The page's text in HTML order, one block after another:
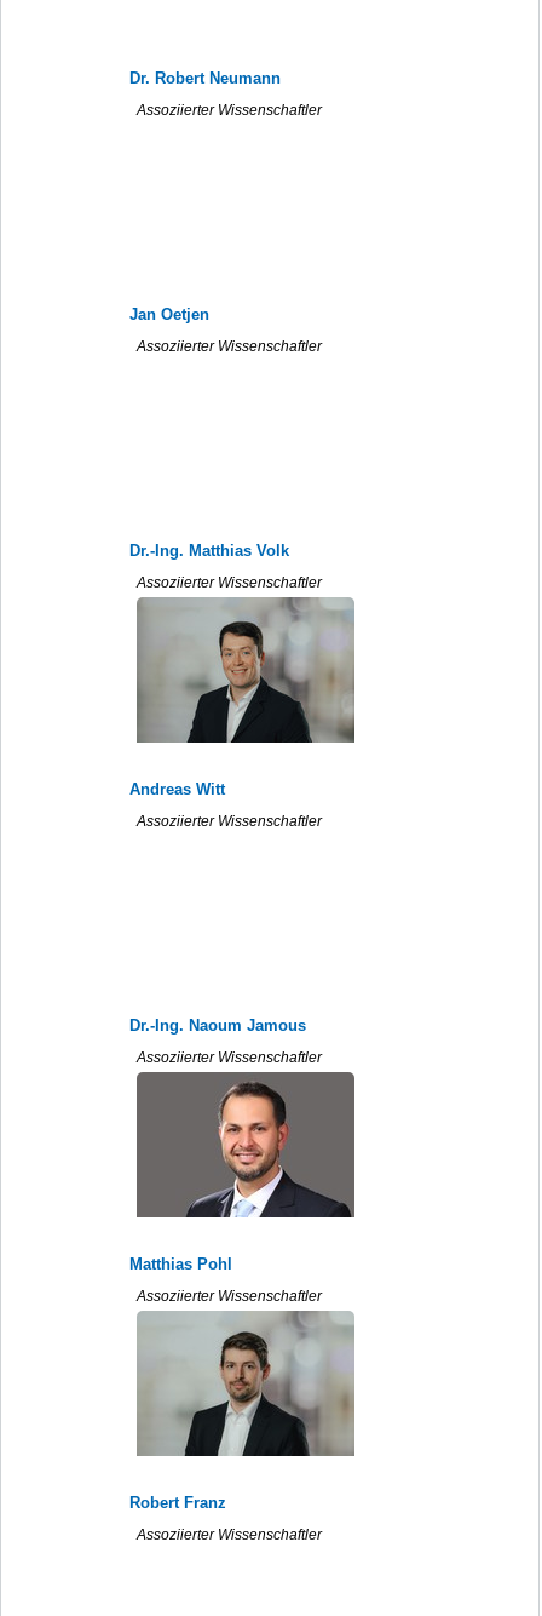
Dr. Robert Neumann
Assoziierter Wissenschaftler
Jan Oetjen
Assoziierter Wissenschaftler
Dr.-Ing. Matthias Volk
Assoziierter Wissenschaftler
Andreas Witt
Assoziierter Wissenschaftler
Dr.-Ing. Naoum Jamous
Assoziierter Wissenschaftler
Matthias Pohl
Assoziierter Wissenschaftler
Robert Franz
Assoziierter Wissenschaftler